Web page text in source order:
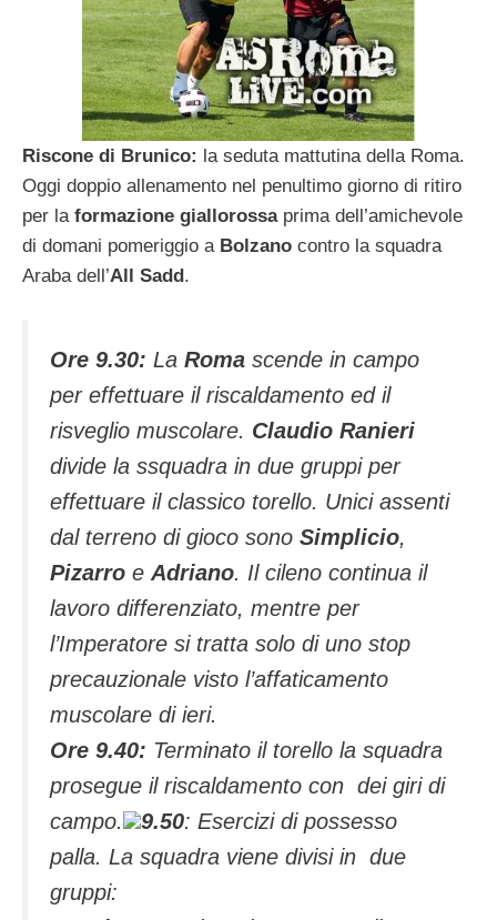
Riscone di Brunico: la seduta mattutina della Roma.
Oggi doppio allenamento nel penultimo giorno di ritiro
per laformazione giallorossa prima dell’amichevole
di domani pomeriggio a Bolzano contro la squadra
Araba dell’All Sadd.
Ore 9.30: La Roma scende in campo
per effettuare il riscaldamento ed il
risveglio muscolare. Claudio Ranieri
divide la ssquadra in due gruppi per
effettuare il classico torello. Unici assenti
dal terreno di gioco sono Simplicio,
Pizarro e Adriano. Il cileno continua il
lavoro differenziato, mentre per
l’Imperatore si tratta solo di uno stop
precauzionale visto l’affaticamento
muscolare di ieri.
Ore 9.40: Terminato il torello la squadra
prosegue il riscaldamento con dei giri di
campo.
9.50: Esercizi di possesso
palla. La squadra viene divisi in due
gruppi: